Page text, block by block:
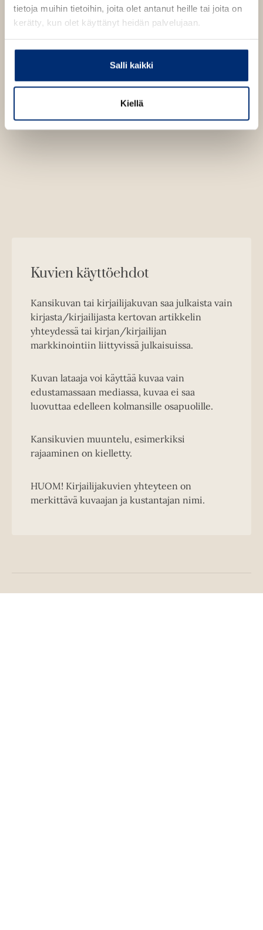
tietoja muihin tietoihin, joita olet antanut heille tai joita on
kerätty, kun olet käyttänyt heidän palvelujaan.
Salli kaikki
Kiellä
Kuvien käyttöehdot
Kansikuvan tai kirjailijakuvan saa julkaista vain
kirjasta/kirjailijasta kertovan artikkelin
yhteydessä tai kirjan/kirjailijan
markkinointiin liittyvissä julkaisuissa.
Kuvan lataaja voi käyttää kuvaa vain
edustamassaan mediassa, kuvaa ei saa
luovuttaa edelleen kolmansille osapuolille.
Kansikuvien muuntelu, esimerkiksi
rajaaminen on kielletty.
HUOM! Kirjailijakuvien yhteyteen on
merkittävä kuvaajan ja kustantajan nimi.